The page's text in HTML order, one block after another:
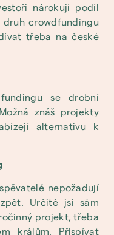
nárokují podíl
druh crowdfundingu
třeba na české
se drobní
znáš projekty
alternativu k
nepožadují
Určitě jsi sám
projekt, třeba
králům. Přispívat